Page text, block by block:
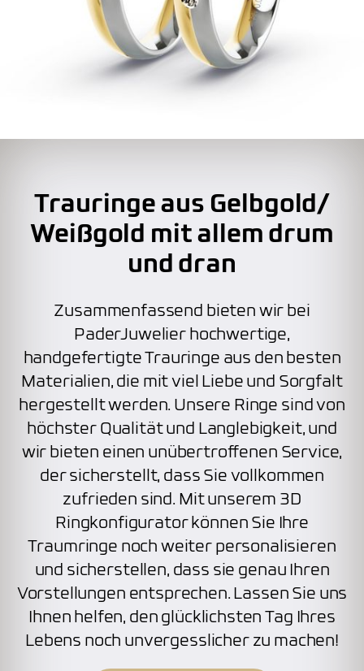
Trauringe aus Gelbgold/
Weißgold mit allem drum
und dran
Zusammenfassend bieten wir bei
PaderJuwelier hochwertige,
handgefertigte Trauringe aus den besten
Materialien, die mit viel Liebe und Sorgfalt
hergestellt werden. Unsere Ringe sind von
höchster Qualität und Langlebigkeit, und
wir bieten einen unübertroffenen Service,
der sicherstellt, dass Sie vollkommen
zufrieden sind. Mit unserem 3D
Ringkonfigurator können Sie Ihre
Traumringe noch weiter personalisieren
und sicherstellen, dass sie genau Ihren
Vorstellungen entsprechen. Lassen Sie uns
Ihnen helfen, den glücklichsten Tag Ihres
Lebens noch unvergesslicher zu machen!